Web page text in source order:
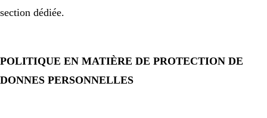
section dédiée.
POLITIQUE EN MATIÈRE DE PROTECTION DE
DONNES PERSONNELLES